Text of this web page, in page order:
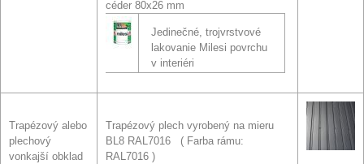
céder 80x26 mm
Jedinečné, trojvrstvové
lakovanie Milesi povrchu
v interiéri
Trapézový alebo
plechový
vonkajší obklad
Trapézový plech vyrobený na mieru
BL8 RAL7016
Farba rámu:
RAL7016